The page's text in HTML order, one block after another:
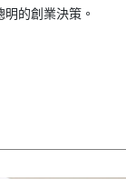
的創業決策。